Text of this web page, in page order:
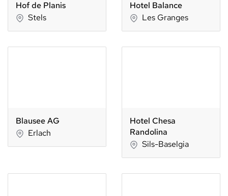
Hof de Planis
Stels
Hotel Balance
Les Granges
Blausee AG
Erlach
Hotel Chesa
Randolina
Sils-Baselgia